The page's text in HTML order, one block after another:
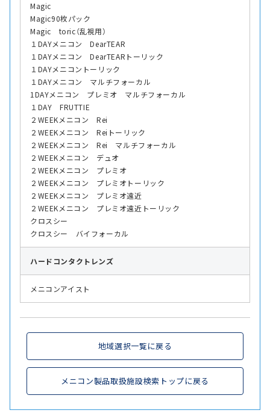
Magic
Magic90枚パック
Magic toric（乱視用）
１DAYメニコン DearTEAR
１DAYメニコン DearTEARトーリック
１DAYメニコントーリック
１DAYメニコン マルチフォーカル
1DAYメニコン プレミオ マルチフォーカル
１DAY FRUTTIE
２WEEKメニコン Rei
２WEEKメニコン Reiトーリック
２WEEKメニコン Rei マルチフォーカル
２WEEKメニコン デュオ
２WEEKメニコン プレミオ
２WEEKメニコン プレミオトーリック
２WEEKメニコン プレミオ遠近
２WEEKメニコン プレミオ遠近トーリック
クロスシー
クロスシー バイフォーカル
ハード コンタクトレンズ
メニコンアイスト
地域選択一覧に戻る
メニコン製品取扱施設検索トップに戻る